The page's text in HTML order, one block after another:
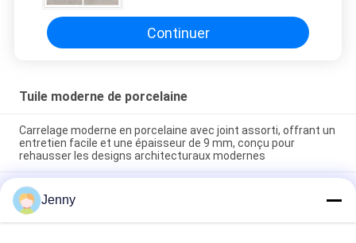
Continuer
Tuile moderne de porcelaine
Carrelage moderne en porcelaine avec joint assorti, offrant un
entretien facile et une épaisseur de 9 mm, conçu pour
rehausser les designs architecturaux modernes
Carrelage de sol moderne en porcelaine facile d'entretien,
texture lisse conçue pour offrir une surface élégante
résistante aux taches et à l'usure quotidienne
Jenny